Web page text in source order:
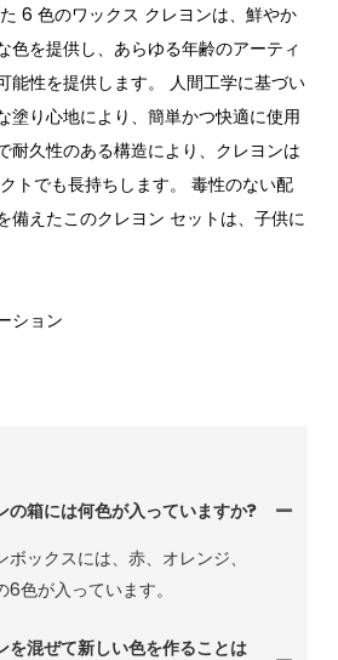
6 色のワックス クレヨンは、鮮やか
色を提供し、あらゆる年齢のアーティ
能性を提供します。 人間工学に基づい
塗り心地により、簡単かつ快適に使用
耐久性のある構造により、クレヨンは
トでも長持ちします。 毒性のない配
備えたこのクレヨン セットは、子供に
ション
の箱には何色が入っていますか?
ックスには、赤、オレンジ、
色が入っています。
を混ぜて新しい色を作ることは